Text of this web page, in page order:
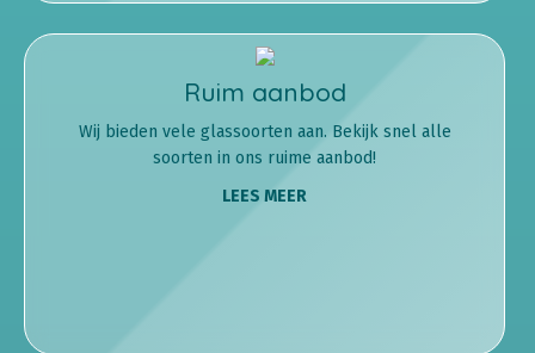
Ruim aanbod
Wij bieden vele glassoorten aan. Bekijk snel alle
soorten in ons ruime aanbod!
LEES MEER